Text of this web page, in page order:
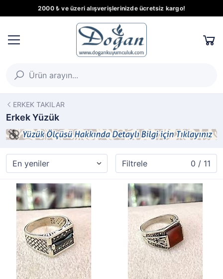
2000 ₺ ve üzeri alışverişlerinizde ücretsiz kargo!
ERKEK TAKILAR
Erkek Yüzük
Filtrele 0 / 11